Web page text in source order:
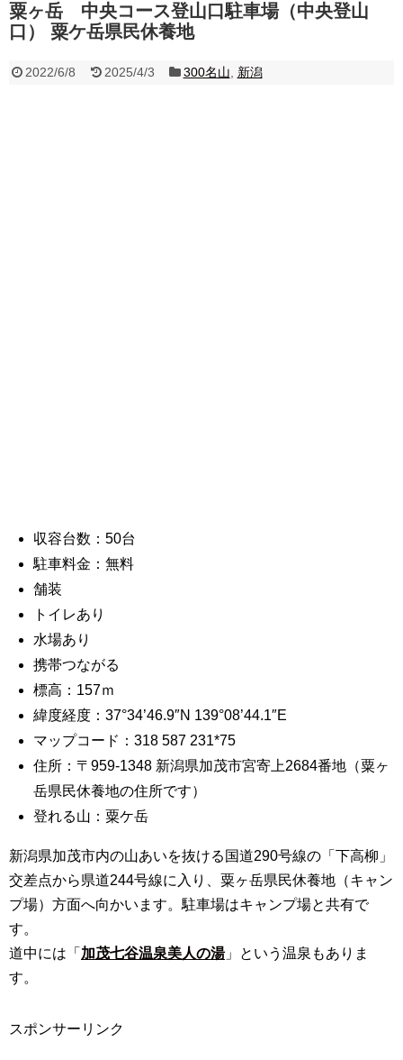
粟ヶ岳 中央コース登山口駐車場（中央登山
口） 粟ケ岳県民休養地
2022/6/8 2025/4/3 300名山 新潟
収容台数：50台
駐車料金：無料
舗装
トイレあり
水場あり
携帯つながる
標高：157ｍ
緯度経度：37°34’46.9″N 139°08’44.1″E
マップコード：318 587 231*75
住所：〒959-1348 新潟県加茂市宮寄上2684番地（粟ヶ
岳県民休養地の住所です）
登れる山：粟ケ岳
新潟県加茂市内の山あいを抜ける国道290号線の「下高柳」
交差点から県道244号線に入り、粟ヶ岳県民休養地（キャン
プ場）方面へ向かいます。駐車場はキャンプ場と共有で
す。
道中には「 加茂七谷温泉美人の湯」という温泉もありま
す。
スポンサーリンク